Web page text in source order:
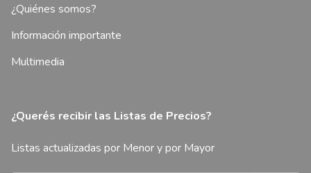
¿Quiénes somos?
Información importante
Multimedia
¿Querés recibir las Listas de Precios?
Listas actualizadas por Menor y por Mayor